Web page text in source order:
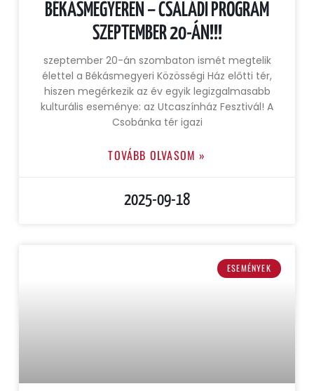
BÉKÁSMEGYEREN – CSALÁDI PROGRAM
SZEPTEMBER 20-ÁN!!!
szeptember 20-án szombaton ismét megtelik
élettel a Békásmegyeri Közösségi Ház előtti tér,
hiszen megérkezik az év egyik legizgalmasabb
kulturális eseménye: az Utcaszínház Fesztivál! A
Csobánka tér igazi
TOVÁBB OLVASOM »
2025-09-18
ESEMÉNYEK